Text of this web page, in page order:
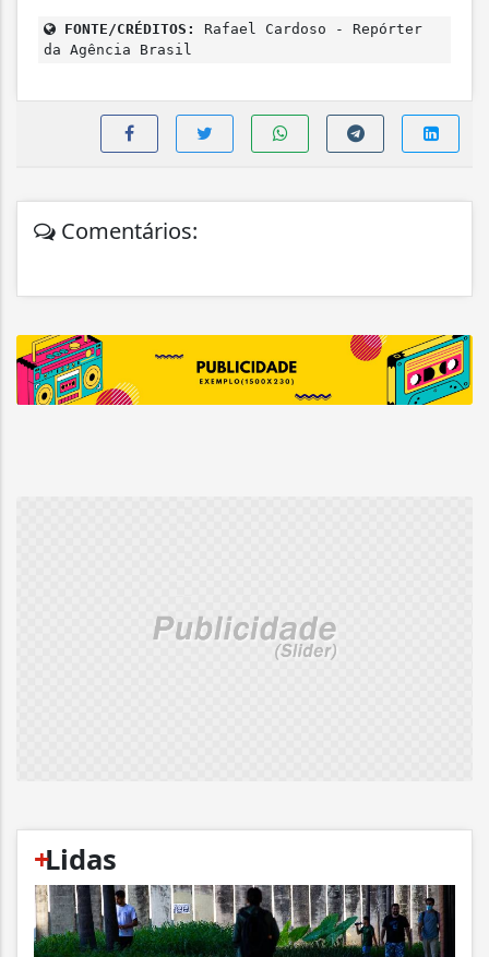
FONTE/CRÉDITOS:
Rafael Cardoso - Repórter
da Agência Brasil
Comentários:
+
Lidas